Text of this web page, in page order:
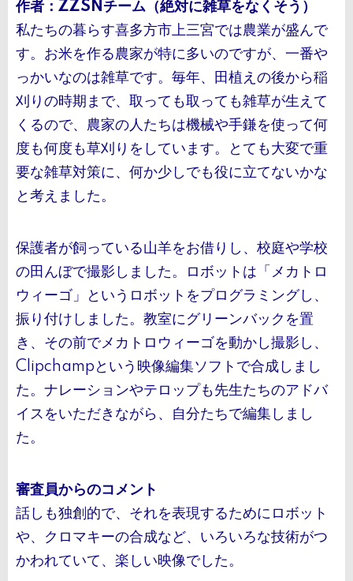
作者：ZZSNチーム（絶対に雑草をなくそう）
私たちの暮らす喜多方市上三宮では農業が盛んで
す。お米を作る農家が特に多いのですが、一番や
っかいなのは雑草です。毎年、田植えの後から稲
刈りの時期まで、取っても取っても雑草が生えて
くるので、農家の人たちは機械や手鎌を使って何
度も何度も草刈りをしています。とても大変で重
要な雑草対策に、何か少しでも役に立てないかな
と考えました。
保護者が飼っている山羊をお借りし、校庭や学校
の田んぼで撮影しました。ロボットは「メカトロ
ウィーゴ」というロボットをプログラミングし、
振り付けしました。教室にグリーンバックを置
き、その前でメカトロウィーゴを動かし撮影し、
Clipchampという映像編集ソフトで合成しまし
た。ナレーションやテロップも先生たちのアドバ
イスをいただきながら、自分たちで編集しまし
た。
審査員からのコメント
話しも独創的で、それを表現するためにロボット
や、クロマキーの合成など、いろいろな技術がつ
かわれていて、楽しい映像でした。